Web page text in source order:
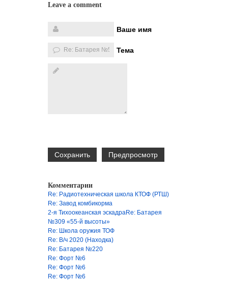
Leave a comment
Ваше имя
Тема
Комментарии
Re: Радиотехническая школа КТОФ (РТШ)
Re: Завод комбикорма
2-я Тихоокеанская эскадраRe: Батарея
№309 «55-й высоты»
Re: Школа оружия ТОФ
Re: В/ч 2020 (Находка)
Re: Батарея №220
Re: Форт №6
Re: Форт №6
Re: Форт №6